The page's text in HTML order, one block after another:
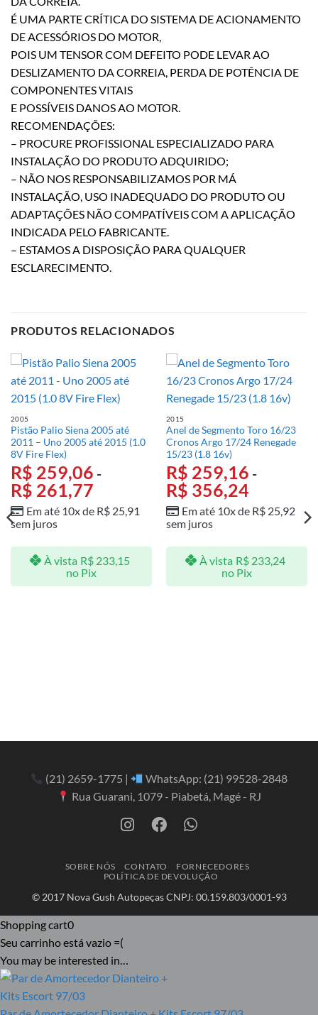
É UMA PARTE CRÍTICA DO SISTEMA DE ACIONAMENTO
DE ACESSÓRIOS DO MOTOR,
POIS UM TENSOR COM DEFEITO PODE LEVAR AO
DESLIZAMENTO DA CORREIA, PERDA DE POTÊNCIA DE
COMPONENTES VITAIS
E POSSÍVEIS DANOS AO MOTOR.
RECOMENDAÇÕES:
– PROCURE PROFISSIONAL ESPECIALIZADO PARA
INSTALAÇÃO DO PRODUTO ADQUIRIDO;
– NÃO NOS RESPONSABILIZAMOS POR MÁ
INSTALAÇÃO, USO INADEQUADO DO PRODUTO OU
ADAPTAÇÕES NÃO COMPATÍVEIS COM A APLICAÇÃO
INDICADA PELO FABRICANTE.
– ESTAMOS A DISPOSIÇÃO PARA QUALQUER
ESCLARECIMENTO.
PRODUTOS RELACIONADOS
2005
Pistão Palio Siena 2005 até
2011 – Uno 2005 até 2015 (1.0
8V Fire Flex)
R$ 259,06 -
R$ 261,77
Em até 10x de R$25,91
sem juros
À vista R$ 233,15
no Pix
2015
Anel de Segmento Toro 16/23
Cronos Argo 17/24 Renegade
15/23 (1.8 16v)
R$ 259,16 -
R$ 356,24
Em até 10x de R$25,92
sem juros
À vista R$ 233,24
no Pix
(21) 2659-1775 | WhatsApp: (21) 99528-2848
Rua Guarani, 1079 - Piabetá, Magé - RJ
SOBRE NÓS CONTATO
FORNECEDORES
POLÍTICA DE DEVOLUÇÃO
© 2017 Nova Gush Autopeças CNPJ: 00.159.803/0001-93
Shopping cart0
Seu carrinho está vazio =(
You may be interested in…